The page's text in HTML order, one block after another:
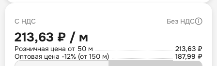
С НДС Без НДС
213,63 ₽ / м
Розничная цена от 50 м
213,63 ₽
Оптовая цена -12% (от 150 м)
187,99 ₽